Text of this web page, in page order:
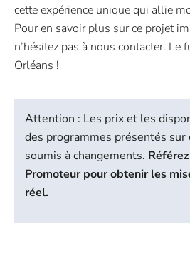
cette expérience unique qui allie
Pour en savoir plus sur ce projet
n’hésitez pas à nous contacter. Le
Orléans !
Attention : Les prix et les
des programmes présentés
soumis à changements.
Promoteur pour obtenir les
réel.